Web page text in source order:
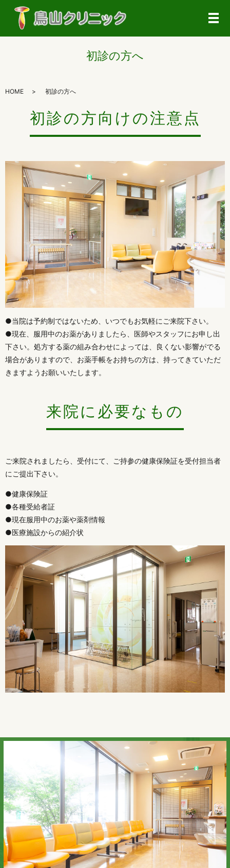
メ
初診の方へ
HOME 初診の方へ
初診の方向けの注意点
●当院は予約制ではないため、いつでもお気軽にご来院下さい。
●現在、服用中のお薬がありましたら、医師やスタッフにお申し出
下さい。処方する薬の組み合わせによっては、良くない影響がでる
場合がありますので、お薬手帳をお持ちの方は、持ってきていただ
きますようお願いいたします。
来院に必要なもの
ご来院されましたら、受付にて、ご持参の健康保険証を受付担当者
にご提出下さい。
●健康保険証
●各種受給者証
●現在服用中のお薬や薬剤情報
●医療施設からの紹介状